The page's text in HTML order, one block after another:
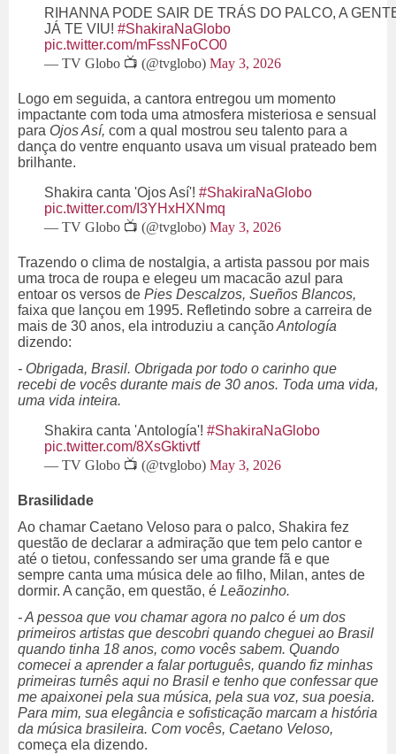
RIHANNA PODE SAIR DE TRÁS DO PALCO, A
JÁ TE VIU! #ShakiraNaGlobo
pic.twitter.com/mFssNFoCO0
— TV Globo 📺 (@tvglobo) May 3, 2026
Logo em seguida, a cantora entregou um momento
impactante com toda uma atmosfera misteriosa e sensual
para Ojos Así, com a qual mostrou seu talento para a
dança do ventre enquanto usava um visual prateado bem
brilhante.
Shakira canta 'Ojos Así'! #ShakiraNaGlobo
pic.twitter.com/I3YHxHXNmq
— TV Globo 📺 (@tvglobo) May 3, 2026
Trazendo o clima de nostalgia, a artista passou por mais
uma troca de roupa e elegeu um macacão azul para
entoar os versos de Pies Descalzos, Sueños Blancos,
faixa que lançou em 1995. Refletindo sobre a carreira de
mais de 30 anos, ela introduziu a cançãoAntología
dizendo:
- Obrigada, Brasil. Obrigada por todo o carinho que
recebi de vocês durante mais de 30 anos. Toda uma vida,
uma vida inteira.
Shakira canta 'Antología'! #ShakiraNaGlobo
pic.twitter.com/8XsGktivtf
— TV Globo 📺 (@tvglobo) May 3, 2026
Brasilidade
Ao chamar Caetano Veloso para o palco, Shakira fez
questão de declarar a admiração que tem pelo cantor e
até o tietou, confessando ser uma grande fã e que
sempre canta uma música dele ao filho, Milan, antes de
dormir. A canção, em questão, é Leãozinho.
- A pessoa que vou chamar agora no palco é um dos
primeiros artistas que descobri quando cheguei ao Brasil
quando tinha 18 anos, como vocês sabem. Quando
comecei a aprender a falar português, quando fiz minhas
primeiras turnês aqui no Brasil e tenho que confessar que
me apaixonei pela sua música, pela sua voz, sua poesia.
Para mim, sua elegância e sofisticação marcam a história
da música brasileira. Com vocês, Caetano Veloso,
começa ela dizendo.